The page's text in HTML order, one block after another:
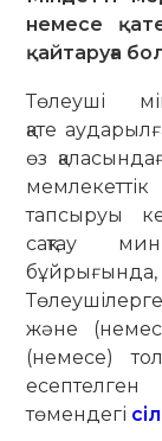
немесе
қайтаруға
Төлеуші
қате
өз
тапсыруы
сақтау
және
(немесе)
төмендегі